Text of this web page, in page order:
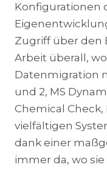
Konfigurationen
Zugriff über den
Arbeit überall,
Datenmigration
und 2, MS
Chemical Check,
vielfältigen
dank einer
immer da, wo